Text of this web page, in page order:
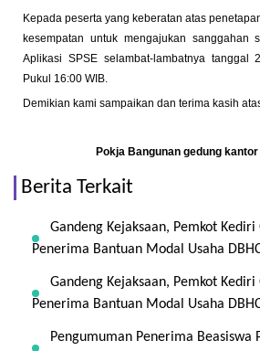
Kepada peserta yang keberatan atas
kesempatan untuk mengajukan sanggahan
Aplikasi SPSE selambat-lambatnya tanggal
Pukul 16:00 WIB.
Demikian kami sampaikan dan terima kasih
Pokja Bangunan gedung
Berita Terkait
Gandeng Kejaksaan, Pemkot
Penerima Bantuan Modal Usaha
Gandeng Kejaksaan, Pemkot
Penerima Bantuan Modal Usaha
Pengumuman Penerima Beasiswa